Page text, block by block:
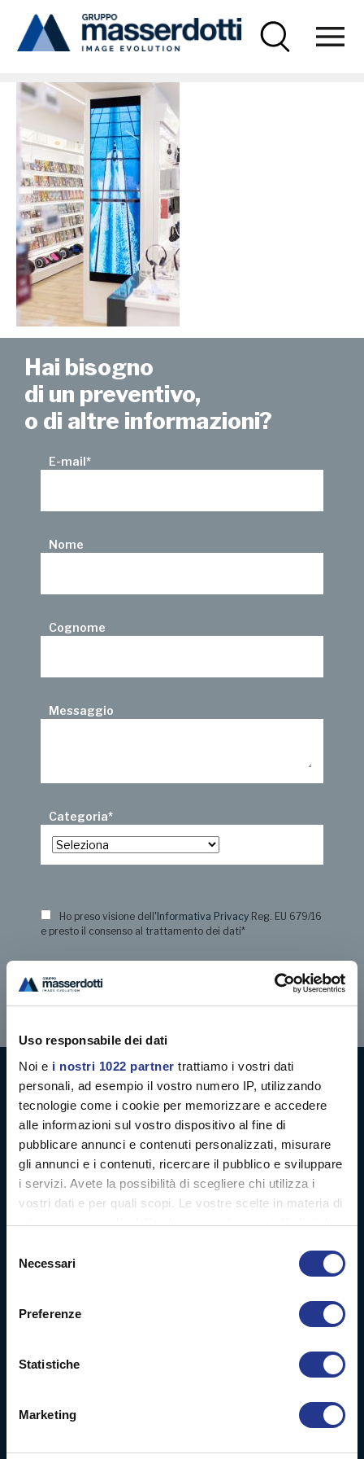
Uso responsabile dei dati
Noi e i nostri 1022 partner trattiamo i vostri dati
personali, ad esempio il vostro numero IP, utilizzando
tecnologie come i cookie per memorizzare e accedere
alle informazioni sul vostro dispositivo al fine di
pubblicare annunci e contenuti personalizzati, misurare
gli annunci e i contenuti, ricercare il pubblico e sviluppare
i servizi. Avete la possibilità di scegliere chi utilizza i
vostri dati e per quali scopi. Le vostre scelte in materia di
privacy sono applicabili solo su questa proprietà digitale
modificare o revocare il proprio consenso in qualsiasi
momento dalla Dichiarazione sui cookie o facendo clic
raccogliere informazioni sulla tua posizione
geografica, con un'approssimazione di qualche
Identificare il tuo dispositivo, scansionandolo
delNecessari
Preferenze
Statistiche
Marketing
Hai bisogno
di un preventivo,
o di altre informazioni?
E-mail*
Nome
Cognome
Messaggio
Categoria*
Ho preso visione dell 'Informativa Privacy Reg. EU 679/16
e presto il consenso al trattamento dei dati*
Digital decoration
Digital signage
Soft signage
Case history